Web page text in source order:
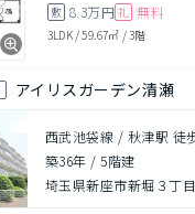
敷 8.3万円 礼 無料
3LDK/59.67㎡ /3階
アイリスガーデン清瀬
西武池袋線 / 秋津駅 徒
築36年 /5階建
埼玉県新座市新堀３丁